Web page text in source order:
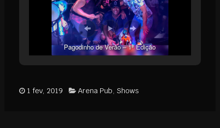
Pagodinho de Verão – 1ª Edição
1 fev, 2019 Arena Pub, Shows